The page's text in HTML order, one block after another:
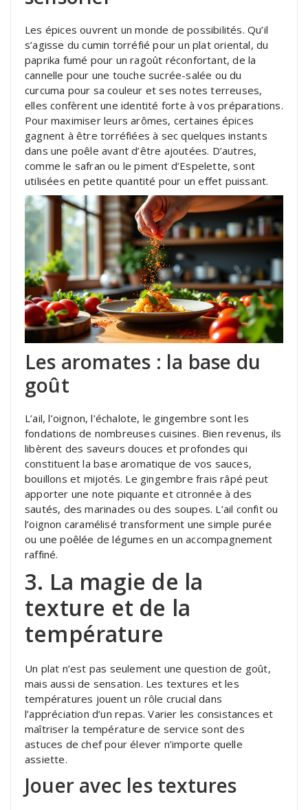
Les épices ouvrent un monde de possibilités. Qu’il
s’agisse du cumin torréfié pour un plat oriental, du
paprika fumé pour un ragoût réconfortant, de la
cannelle pour une touche sucrée-salée ou du
curcuma pour sa couleur et ses notes terreuses,
elles confèrent une identité forte à vos préparations.
Pour maximiser leurs arômes, certaines épices
gagnent à être torréfiées à sec quelques instants
dans une poêle avant d’être ajoutées. D’autres,
comme le safran ou le piment d’Espelette, sont
utilisées en petite quantité pour un effet puissant.
Les aromates : la base du
goût
L’ail, l’oignon, l’échalote, le gingembre sont les
fondations de nombreuses cuisines. Bien revenus, ils
libèrent des saveurs douces et profondes qui
constituent la base aromatique de vos sauces,
bouillons et mijotés. Le gingembre frais râpé peut
apporter une note piquante et citronnée à des
sautés, des marinades ou des soupes. L’ail confit ou
l’oignon caramélisé transforment une simple purée
ou une poêlée de légumes en un accompagnement
raffiné.
3. La magie de la
texture et de la
température
Un plat n’est pas seulement une question de goût,
mais aussi de sensation. Les textures et les
températures jouent un rôle crucial dans
l’appréciation d’un repas. Varier les consistances et
maîtriser la température de service sont des
astuces de chef pour élever n’importe quelle
assiette.
Jouer avec les textures